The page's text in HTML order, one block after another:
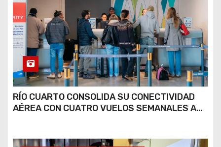
RÍO CUARTO CONSOLIDA SU CONECTIVIDAD
AÉREA CON CUATRO VUELOS SEMANALES A